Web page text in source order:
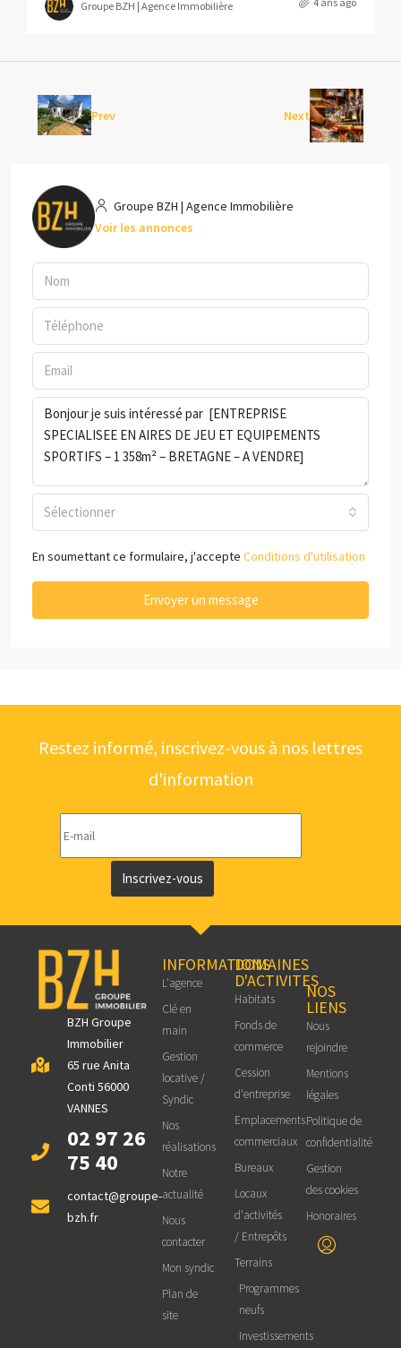
Groupe BZH | Agence Immobilière
Prev Next
Groupe BZH | Agence Immobilière
Voir les annonces
Sélectionner
En soumettant ce formulaire, j'accepte Conditions d'utilisation
Envoyer un message
Restez informé, inscrivez-vous à nos lettres
d'information
Inscrivez-vous
BZH Groupe
Immobilier
65 rue Anita
Conti 56000
VANNES
02 97 26
75 40
contact@groupe-
bzh.fr
INFORMATIONS
L'agence
Clé en
main
Gestion
locative /
Syndic
Nos
réalisations
Notre
actualité
Nous
contacter
Mon syndic
Plan de
site
DOMAINES
D'ACTIVITES
Habitats
Fonds de
commerce
Cession
d'entreprise
Emplacements
commerciaux
Bureaux
Locaux
d'activités
/ Entrepôts
Terrains
Programmes
neufs
Investissements
NOS
LIENS
Nous
rejoindre
Mentions
légales
Politique de
confidentialité
Gestion
des cookies
Honoraires